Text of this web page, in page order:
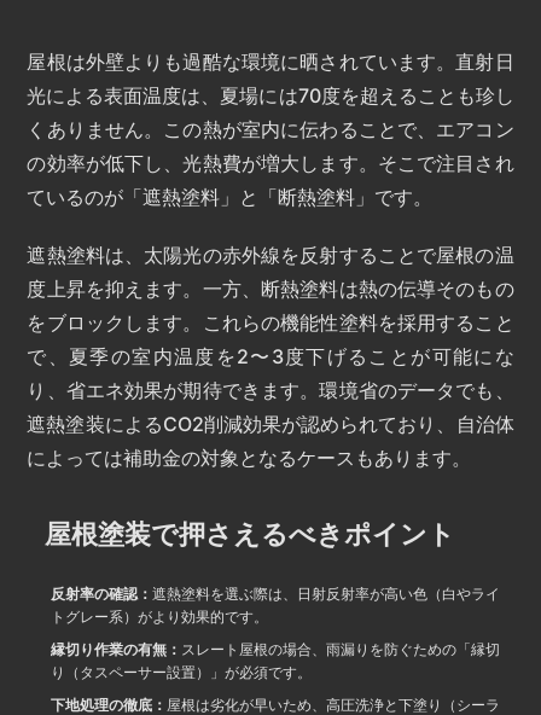
屋根は外壁よりも過酷な環境に晒されています。直射日
光による表面温度は、夏場には70度を超えることも珍し
くありません。この熱が室内に伝わることで、エアコン
の効率が低下し、光熱費が増大します。そこで注目され
ているのが「遮熱塗料」と「断熱塗料」です。
遮熱塗料は、太陽光の赤外線を反射することで屋根の温
度上昇を抑えます。一方、断熱塗料は熱の伝導そのもの
をブロックします。これらの機能性塗料を採用すること
で、夏季の室内温度を2〜3度下げることが可能にな
り、省エネ効果が期待できます。環境省のデータでも、
遮熱塗装によるCO2削減効果が認められており、自治体
によっては補助金の対象となるケースもあります。
屋根塗装で押さえるべきポイント
反射率の確認：遮熱塗料を選ぶ際は、日射反射率が高い色（白やライ
トグレー系）がより効果的です。
縁切り作業の有無： スレート屋根の場合、雨漏りを防ぐための「縁切
り（タスペーサー設置）」が必須です。
下地処理の徹底： 屋根は劣化が早いため、高圧洗浄と下塗り（シーラ